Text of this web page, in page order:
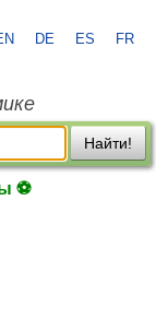
DE ES FR
Найти!
⚽